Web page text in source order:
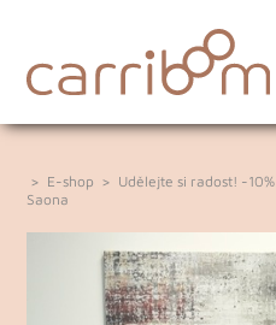
> E-shop > Udělejte si radost! -10%
Saona